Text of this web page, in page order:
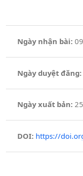
Ngày nhận bài:
Ngày duyệt đăng:
Ngày xuất bản:
DOI: https://